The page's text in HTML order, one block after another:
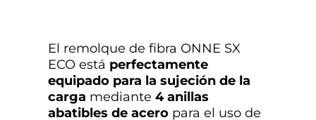
El remolque de fibra ONNE SX
ECO está perfectamente
equipado para la sujeción de la
carga mediante 4 anillas
abatibles de acero para el uso de